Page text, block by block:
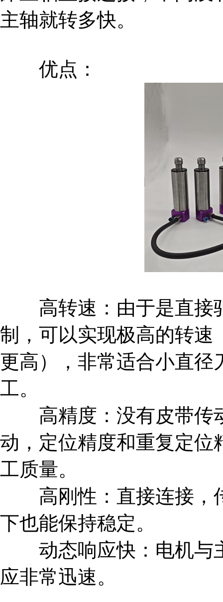
主轴就转多快。
优点：
高转速：由于是直接
制，可以实现极高的转速
更高），非常适合小直径
工。
高精度：没有皮带传
动，定位精度和重复定位
工质量。
高刚性：直接连接，
下也能保持稳定。
动态响应快：电机与
应非常迅速。